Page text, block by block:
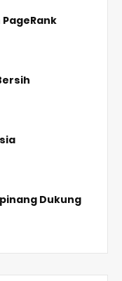
Dukung